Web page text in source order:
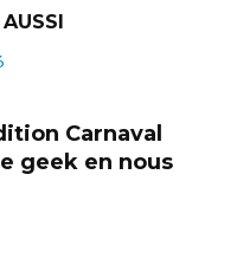
Carnaval
geek en nous